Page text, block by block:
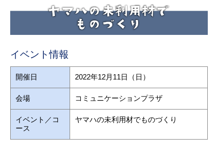
イベント情報
開催日 2022年12月11日（日）
会場 コミュニケーションプラザ
イベント／コ
ース
ヤマハの未利用材でものづくり